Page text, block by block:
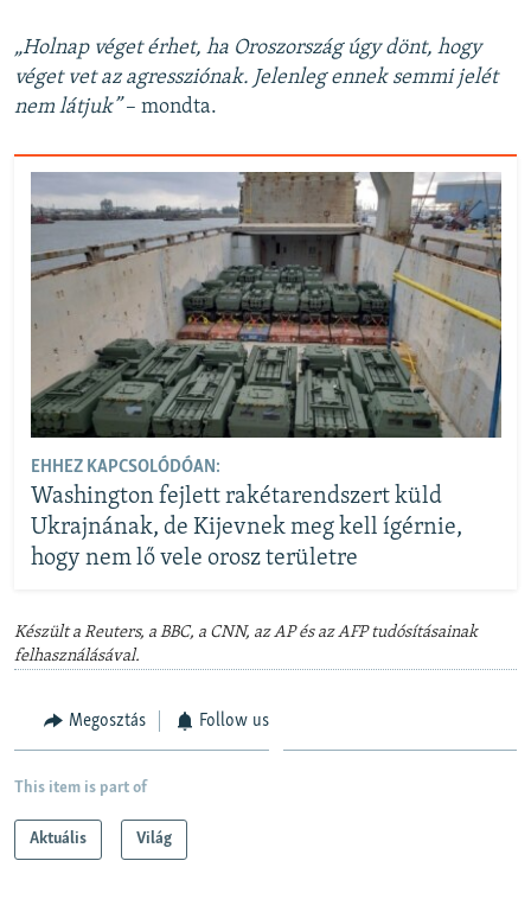
„Holnap véget érhet, ha Oroszország úgy dönt, hogy
véget vet az agressziónak. Jelenleg ennek semmi jelét
nem látjuk”– mondta.
EHHEZ KAPCSOLÓDÓAN:
Washington fejlett rakétarendszert küld
Ukrajnának, de Kijevnek meg kell ígérnie,
hogy nem lő vele orosz területre
Készült a Reuters, a BBC, a CNN, az AP és az AFP tudósításainak
felhasználásával.
Megosztás Follow us
This item is part of
Aktuális Világ